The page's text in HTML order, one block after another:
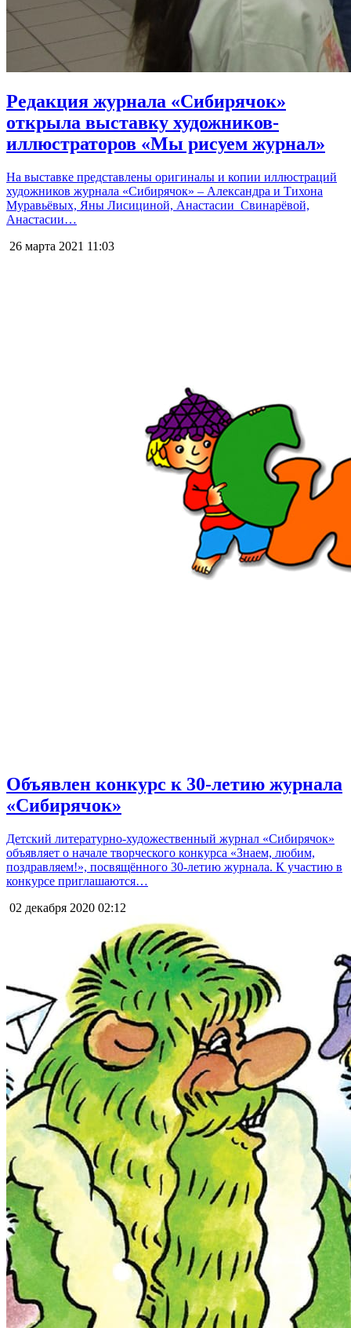
Редакция журнала «Сибирячок»
открыла выставку художников-
иллюстраторов «Мы рисуем журнал»
На выставке представлены оригиналы и копии иллюстраций
художников журнала «Сибирячок» – Александра и Тихона
Муравьёвых, Яны Лисициной, Анастасии Свинарёвой,
Анастасии…
26 марта 2021 11:03
Объявлен конкурс к 30-летию журнала
«Сибирячок»
Детский литературно-художественный журнал «Сибирячок»
объявляет о начале творческого конкурса «Знаем, любим,
поздравляем!», посвящённого 30-летию журнала. К участию в
конкурсе приглашаются…
02 декабря 2020 02:12